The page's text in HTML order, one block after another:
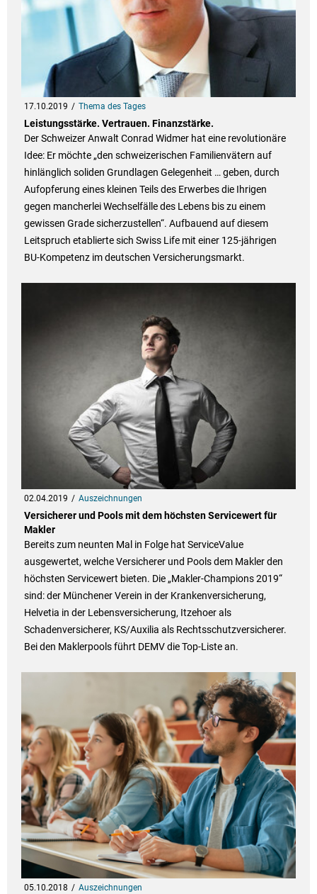
17.10.2019 Thema des Tages
Leistungsstärke. Vertrauen. Finanzstärke.
Der Schweizer Anwalt Conrad Widmer hat eine revolutionäre
Idee: Er möchte „den schweizerischen Familienvätern auf
hinlänglich soliden Grundlagen Gelegenheit … geben, durch
Aufopferung eines kleinen Teils des Erwerbes die Ihrigen
gegen mancherlei Wechselfälle des Lebens bis zu einem
gewissen Grade sicherzustellen“. Aufbauend auf diesem
Leitspruch etablierte sich Swiss Life mit einer 125-jährigen
BU-Kompetenz im deutschen Versicherungsmarkt.
02.04.2019 Auszeichnungen
Versicherer und Pools mit dem höchsten Servicewert für
Makler
Bereits zum neunten Mal in Folge hat ServiceValue
ausgewertet, welche Versicherer und Pools dem Makler den
höchsten Servicewert bieten. Die „Makler-Champions 2019“
sind: der Münchener Verein in der Krankenversicherung,
Helvetia in der Lebensversicherung, Itzehoer als
Schadenversicherer, KS/Auxilia als Rechtsschutzversicherer.
Bei den Maklerpools führt DEMV die Top-Liste an.
05.10.2018 Auszeichnungen